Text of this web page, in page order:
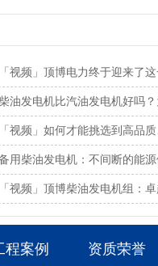
「视频」顶博电力终于迎来了
柴油发电机比汽油发电机好吗
「视频」如何才能挑选到高品
用柴油发电机：不间断的能
「视频」顶博柴油发电机组：
程案例 资质荣誉